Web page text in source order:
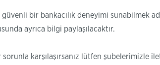
güvenli bir bankacılık deneyimi sunabilmek
ayrıca bilgi paylaşılacaktır.
karşılaşırsanız lütfen şubelerimizle